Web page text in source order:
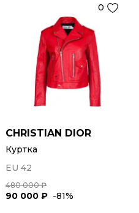
0
CHRISTIAN DIOR
Куртка
EU 42
480 000 ₽
90 000 ₽ -81%